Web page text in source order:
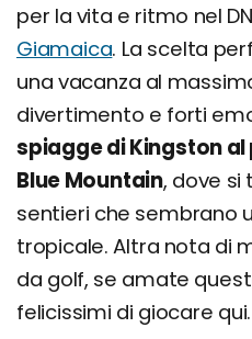
per la vita e ritmo nel
Giamaica. La scelta
una vacanza al
divertimento e forti
spiagge di Kingston
Blue Mountain, dove si
sentieri che sembrano
tropicale. Altra nota di
da golf, se amate
felicissimi di giocare qui.